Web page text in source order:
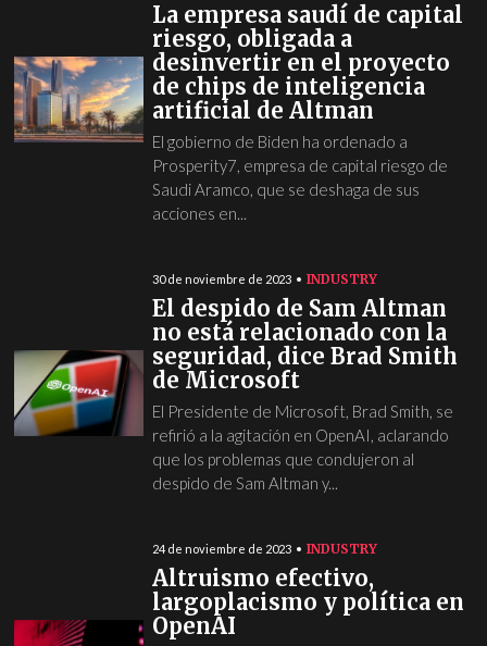
La empresa saudí de capital
riesgo, obligada a
desinvertir en el proyecto
de chips de inteligencia
artificial de Altman
El gobierno de Biden ha ordenado a
Prosperity7, empresa de capital riesgo de
Saudi Aramco, que se deshaga de sus
acciones en...
30 de noviembre de 2023 INDUSTRY
El despido de Sam Altman
no está relacionado con la
seguridad, dice Brad Smith
de Microsoft
El Presidente de Microsoft, Brad Smith, se
refirió a la agitación en OpenAI, aclarando
que los problemas que condujeron al
despido de Sam Altman y...
24 de noviembre de 2023 INDUSTRY
Altruismo efectivo,
largoplacismo y política en
OpenAI